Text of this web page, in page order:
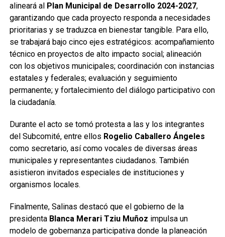
alineará al Plan Municipal de Desarrollo 2024-2027,
garantizando que cada proyecto responda a necesidades
prioritarias y se traduzca en bienestar tangible. Para ello,
se trabajará bajo cinco ejes estratégicos: acompañamiento
técnico en proyectos de alto impacto social; alineación
con los objetivos municipales; coordinación con instancias
estatales y federales; evaluación y seguimiento
permanente; y fortalecimiento del diálogo participativo con
la ciudadanía.
Durante el acto se tomó protesta a las y los integrantes
del Subcomité, entre ellos Rogelio Caballero Ángeles
como secretario, así como vocales de diversas áreas
municipales y representantes ciudadanos. También
asistieron invitados especiales de instituciones y
organismos locales.
Finalmente, Salinas destacó que el gobierno de la
presidenta Blanca Merari Tziu Muñoz impulsa un
modelo de gobernanza participativa donde la planeación